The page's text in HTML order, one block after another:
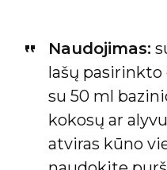
Naudojimas:
lašų
su 50 ml
kokosų ar
atviras kūno